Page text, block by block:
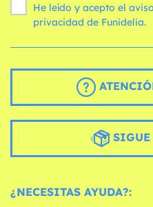
He leído y acepto el
privacidad de Funidelia.
¿NECESITAS AYUDA?: